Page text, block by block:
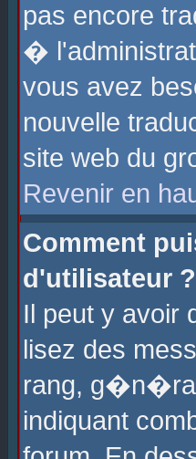
pas encore
�
vous avez
nouvelle
site web du
Revenir en
Comment
d'utilisateur ?
Il peut y avoir
lisez des
rang,
indiquant